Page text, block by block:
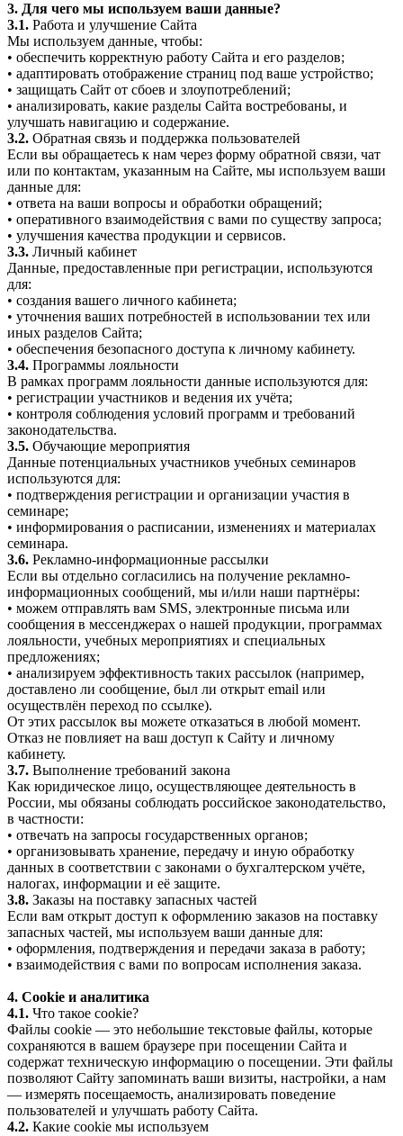
3. Для чего мы используем ваши данные?
3.1. Работа и улучшение Сайта
Мы используем данные, чтобы:
• обеспечить корректную работу Сайта и его разделов;
• адаптировать отображение страниц под ваше устройство;
• защищать Сайт от сбоев и злоупотреблений;
• анализировать, какие разделы Сайта востребованы, и
улучшать навигацию и содержание.
3.2. Обратная связь и поддержка пользователей
Если вы обращаетесь к нам через форму обратной связи, чат
или по контактам, указанным на Сайте, мы используем ваши
данные для:
• ответа на ваши вопросы и обработки обращений;
• оперативного взаимодействия с вами по существу запроса;
• улучшения качества продукции и сервисов.
3.3. Личный кабинет
Данные, предоставленные при регистрации, используются
для:
• создания вашего личного кабинета;
• уточнения ваших потребностей в использовании тех или
иных разделов Сайта;
• обеспечения безопасного доступа к личному кабинету.
3.4. Программы лояльности
В рамках программ лояльности данные используются для:
• регистрации участников и ведения их учёта;
• контроля соблюдения условий программ и требований
законодательства.
3.5. Обучающие мероприятия
Данные потенциальных участников учебных семинаров
используются для:
• подтверждения регистрации и организации участия в
семинаре;
• информирования о расписании, изменениях и материалах
семинара.
3.6. Рекламно-информационные рассылки
Если вы отдельно согласились на получение рекламно-
информационных сообщений, мы и/или наши партнёры:
• можем отправлять вам SMS, электронные письма или
сообщения в мессенджерах о нашей продукции, программах
лояльности, учебных мероприятиях и специальных
предложениях;
• анализируем эффективность таких рассылок (например,
доставлено ли сообщение, был ли открыт email или
осуществлён переход по ссылке).
От этих рассылок вы можете отказаться в любой момент.
Отказ не повлияет на ваш доступ к Сайту и личному
кабинету.
3.7. Выполнение требований закона
Как юридическое лицо, осуществляющее деятельность в
России, мы обязаны соблюдать российское законодательство,
в частности:
• отвечать на запросы государственных органов;
• организовывать хранение, передачу и иную обработку
данных в соответствии с законами о бухгалтерском учёте,
налогах, информации и её защите.
3.8. Заказы на поставку запасных частей
Если вам открыт доступ к оформлению заказов на поставку
запасных частей, мы используем ваши данные для:
• оформления, подтверждения и передачи заказа в работу;
• взаимодействия с вами по вопросам исполнения заказа.
4. Cookie и аналитика
4.1. Что такое cookie?
Файлы cookie — это небольшие текстовые файлы, которые
сохраняются в вашем браузере при посещении Сайта и
содержат техническую информацию о посещении. Эти файлы
позволяют Сайту запоминать ваши визиты, настройки, а нам
— измерять посещаемость, анализировать поведение
пользователей и улучшать работу Сайта.
4.2. Какие cookie мы используем